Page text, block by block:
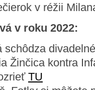
v réžii
v roku 2022:
schôdza
Žinčica kontra
TU